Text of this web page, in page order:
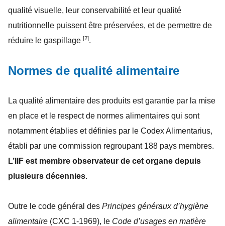
qualité visuelle, leur conservabilité et leur qualité
nutritionnelle puissent être préservées, et de permettre de
réduire le gaspillage [2].
Normes de qualité alimentaire
La qualité alimentaire des produits est garantie par la mise
en place et le respect de normes alimentaires qui sont
notamment établies et définies par le Codex Alimentarius,
établi par une commission regroupant 188 pays membres.
L’IIF est membre observateur de cet organe depuis
plusieurs décennies.
Outre le code général des Principes généraux d’hygiène
alimentaire (CXC 1-1969), le Code d’usages en matière